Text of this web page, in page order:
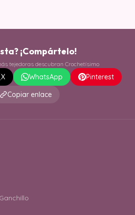
¡Compártelo!
tejedoras descubran Crochetísimo
X WhatsApp
Pinterest
Copiar enlace